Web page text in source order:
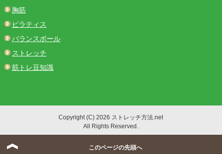
胸筋
ピラティス
バランスボール
ストレッチ
筋トレ豆知識
Copyright (C) 2026 ストレッチ方法.net
All Rights Reserved.
このページの先頭へ